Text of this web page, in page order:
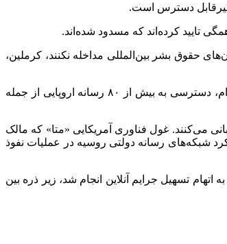
غیرقابل دسترس است.
تایید کرده‌اند که مسدود شده‌اند.
حقوق بشر بین‌المللی مداخله نکنند، کرملین،
اتحادیه اروپا در ماه مه، تحریم‌هایی را علیه رسانه‌های دولتی روسیه وضع و آنها را به انتشار و حمایت از پروپاگاندا متهم کرد. مسکو هم در واکنش به این اقدام، دسترسی به بیش از ۸۰ رسانه اروپایی از جمله
می‌کنند. غول فناوری آمریکایی «متا» که مالک
شبکه‌های رسانه دولتی روسیه در عملیات نفوذ
تسهیل جرایم آنلاین انجام شد، زیر ذره بین